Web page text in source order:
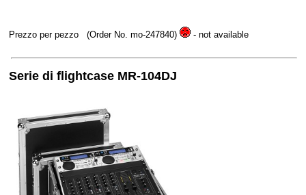
Prezzo per pezzo (Order No. mo-247840) - not available
Serie di flightcase MR-104DJ